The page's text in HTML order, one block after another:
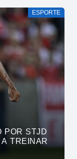
ESPORTE
POR STJD
TREINAR